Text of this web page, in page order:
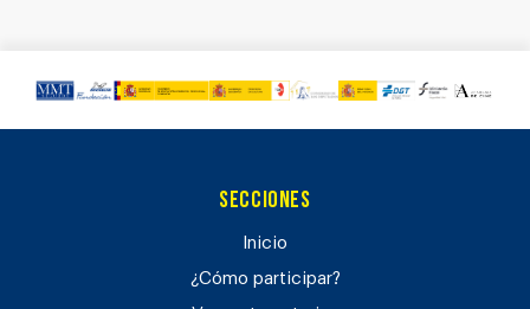
Secciones
Inicio
¿Cómo participar?